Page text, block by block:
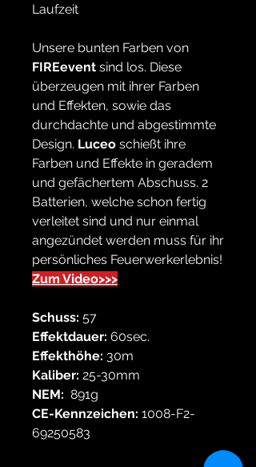
Laufzeit
Unsere bunten Farben von
FIREevent sind los. Diese
überzeugen mit ihrer Farben
und Effekten, sowie das
durchdachte und abgestimmte
Design. Luceo schießt ihre
Farben und Effekte in geradem
und gefächertem Abschuss. 2
Batterien, welche schon fertig
verleitet sind und nur einmal
angezündet werden muss für ihr
persönliches Feuerwerkerlebnis!
Zum Video>>>
Schuss: 57
Effektdauer: 60sec.
Effekthöhe: 30m
Kaliber: 25-30mm
NEM: 891g
CE-Kennzeichen: 1008-F2-
69250583